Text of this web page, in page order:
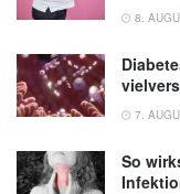
8.
7.
So